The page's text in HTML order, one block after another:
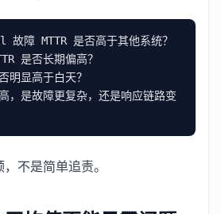
，是故障更复杂，还是响应链路变
不是简单追责。